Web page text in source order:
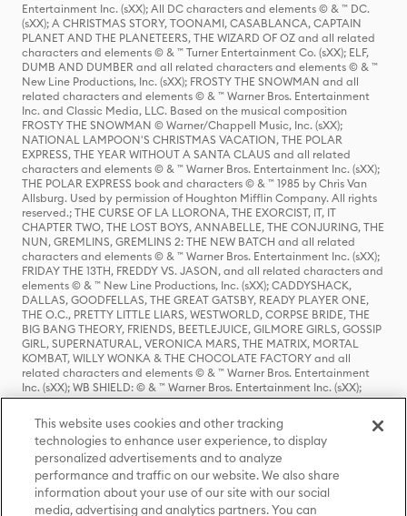
Entertainment Inc. (sXX); All DC characters and elements © & ™ DC.
(sXX); A CHRISTMAS STORY, TOONAMI, CASABLANCA, CAPTAIN
PLANET AND THE PLANETEERS, THE WIZARD OF OZ and all related
characters and elements © & ™ Turner Entertainment Co. (sXX); ELF,
DUMB AND DUMBER and all related characters and elements © & ™
New Line Productions, Inc. (sXX); FROSTY THE SNOWMAN and all
related characters and elements © & ™ Warner Bros. Entertainment
Inc. and Classic Media, LLC. Based on the musical composition
FROSTY THE SNOWMAN © Warner/Chappell Music, Inc. (sXX);
NATIONAL LAMPOON'S CHRISTMAS VACATION, THE POLAR
EXPRESS, THE YEAR WITHOUT A SANTA CLAUS and all related
characters and elements © & ™ Warner Bros. Entertainment Inc. (sXX);
THE POLAR EXPRESS book and characters © & ™ 1985 by Chris Van
Allsburg. Used by permission of Houghton Mifflin Company. All rights
reserved.; THE CURSE OF LA LLORONA, THE EXORCIST, IT, IT
CHAPTER TWO, THE LOST BOYS, ANNABELLE, THE CONJURING, THE
NUN, GREMLINS, GREMLINS 2: THE NEW BATCH and all related
characters and elements © & ™ Warner Bros. Entertainment Inc. (sXX);
FRIDAY THE 13TH, FREDDY VS. JASON, and all related characters and
elements © & ™ New Line Productions, Inc. (sXX); CADDYSHACK,
DALLAS, GOODFELLAS, THE GREAT GATSBY, READY PLAYER ONE,
THE O.C., PRETTY LITTLE LIARS, WESTWORLD, CORPSE BRIDE, THE
BIG BANG THEORY, FRIENDS, BEETLEJUICE, GILMORE GIRLS, GOSSIP
GIRL, SUPERNATURAL, VERONICA MARS, THE MATRIX, MORTAL
KOMBAT, WILLY WONKA & THE CHOCOLATE FACTORY and all
related characters and elements © & ™ Warner Bros. Entertainment
Inc. (sXX); WB SHIELD: © & ™ Warner Bros. Entertainment Inc. (sXX);
HOUSE OF THE DRAGON, GAME OF THRONES, and all related
characters and elements © & ™ Home Box Office, Inc. (sXX); CHILLING
ADVENTURES OF SABRINA, RIVERDALE © & ™ Warner Bros.
Entertainment Inc. Archie Comics and all related characters and
elements © & ™ Archie Comic Publications, Inc. Used with permission.
(sXX); SEINFELD and all related characters and elements © & ™ Castle
Rock Entertainment. (sXX); TED LASSO © & ™ Warner Bros.
Entertainment Inc. & Universal Television LLC (sXX); THE HOBBIT: AN
This website uses cookies and other tracking
technologies to enhance user experience, to display
personalized advertisements and to analyze
performance and traffic on our website. We also share
information about your use of our site with our social
media, advertising and analytics partners. You can